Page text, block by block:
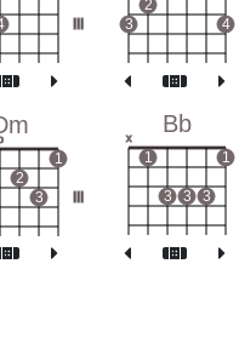
3
2
4
III
2
3
1
Bb
x
1
3 3 3
1